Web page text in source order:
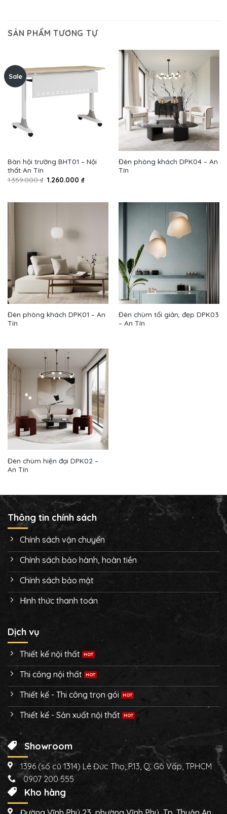
SẢN PHẨM TƯƠNG TỰ
Sale
Bàn hội trường BHT01 – Nội
thất An Tín
1.359.000₫ Giá
1.260.000 ₫Giá
Đèn phòng khách DPK04 – An
Tín
Đèn phòng khách DPK01 – An
Tín
Đèn chùm tối giản, đẹp DPK03
– An Tín
Đèn chùm hiện đại DPK02 –
An Tín
Thông tin chính sách
Chính sách vận chuyển
Chính sách bảo hành, hoàn tiền
Chính sách bảo mật
Hình thức thanh toán
Dịch vụ
Thiết kế nội thất
Thi công nội thất
Thiết kế - Thi công trọn gói
Thiết kế - Sản xuất nội thất
Showroom
1396 (số cũ 1314) Lê Đức Thọ, P.13, Q. Gò Vấp, TPHCM
0907 200 555
Kho hàng